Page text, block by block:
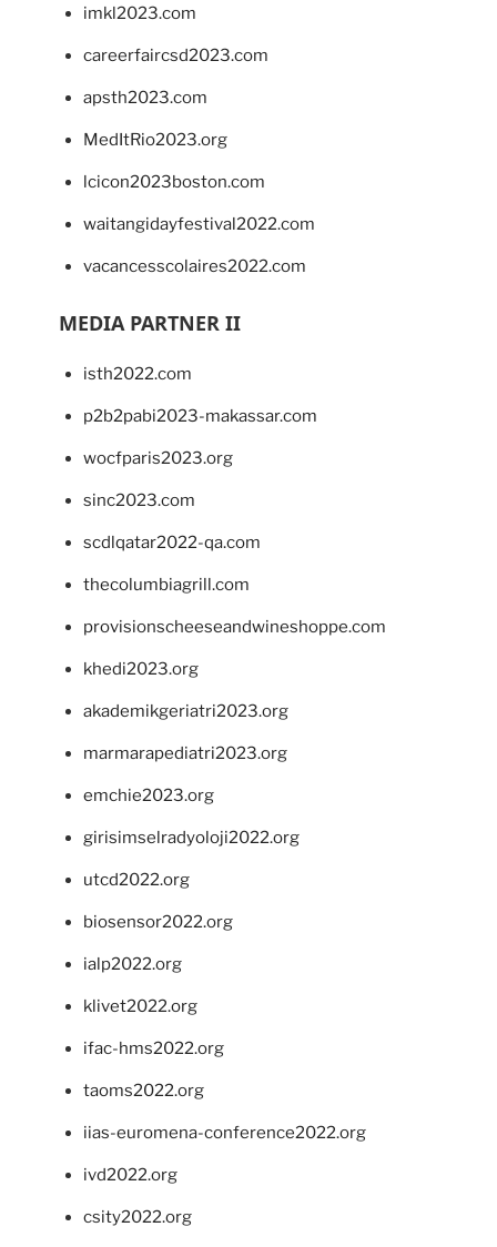
imkl2023.com
careerfaircsd2023.com
apsth2023.com
MedItRio2023.org
lcicon2023boston.com
waitangidayfestival2022.com
vacancesscolaires2022.com
MEDIA PARTNER II
isth2022.com
p2b2pabi2023-makassar.com
wocfparis2023.org
sinc2023.com
scdlqatar2022-qa.com
thecolumbiagrill.com
provisionscheeseandwineshoppe.com
khedi2023.org
akademikgeriatri2023.org
marmarapediatri2023.org
emchie2023.org
girisimselradyoloji2022.org
utcd2022.org
biosensor2022.org
ialp2022.org
klivet2022.org
ifac-hms2022.org
taoms2022.org
iias-euromena-conference2022.org
ivd2022.org
csity2022.org